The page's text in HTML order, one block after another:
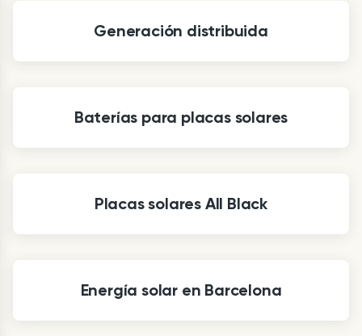
Generación distribuida
Baterías para placas solares
Placas solares All Black
Energía solar en Barcelona